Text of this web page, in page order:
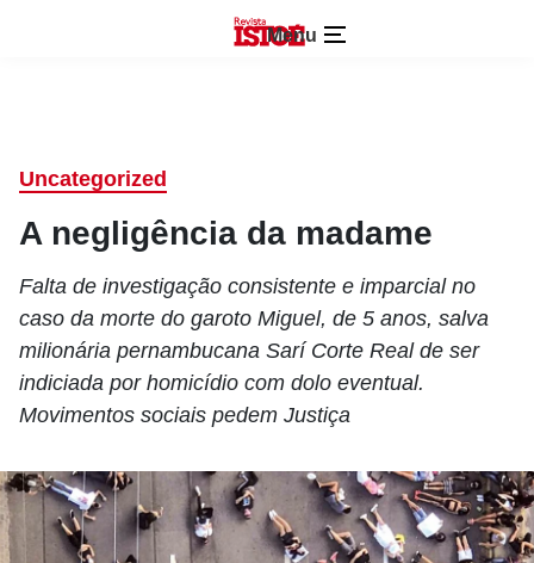
Menu
Uncategorized
A negligência da madame
Falta de investigação consistente e imparcial no
caso da morte do garoto Miguel, de 5 anos, salva
milionária pernambucana Sarí Corte Real de ser
indiciada por homicídio com dolo eventual.
Movimentos sociais pedem Justiça